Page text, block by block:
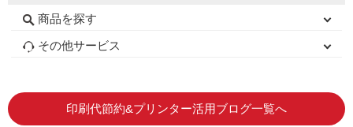
商品を探す
初心者用セット
キャノンインク
エプソンインク
ブラザーインク
詰め替えインク
互換インクボトル
互換インクカートリッジ
再生インクカートリッジ
トナーカートリッジ
その他サービス
印刷代節約&プリンター活用ブログ一覧へ